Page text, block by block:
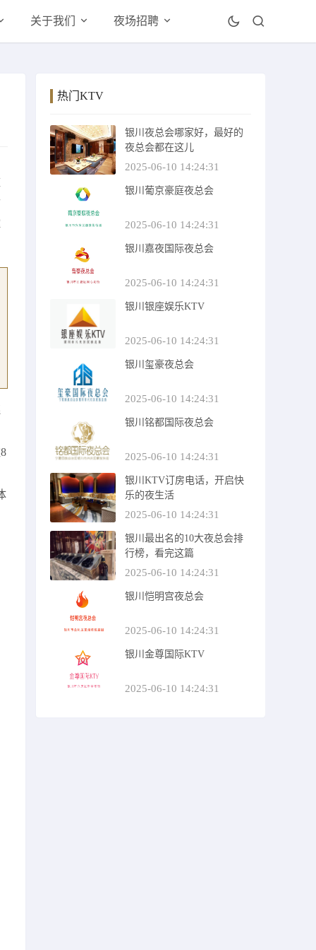
关于我们 夜场招聘
热门KTV
银川夜总会哪家好，最好的
夜总会都在这儿
2025-06-10 14:24:31
银川葡京豪庭夜总会
2025-06-10 14:24:31
银川嘉夜国际夜总会
2025-06-10 14:24:31
银川银座娱乐KTV
2025-06-10 14:24:31
银川玺豪夜总会
2025-06-10 14:24:31
银川铭都国际夜总会
2025-06-10 14:24:31
银川KTV订房电话，开启快
乐的夜生活
2025-06-10 14:24:31
银川最出名的10大夜总会排
行榜，看完这篇
2025-06-10 14:24:31
银川恺明宫夜总会
2025-06-10 14:24:31
银川金尊国际KTV
2025-06-10 14:24:31